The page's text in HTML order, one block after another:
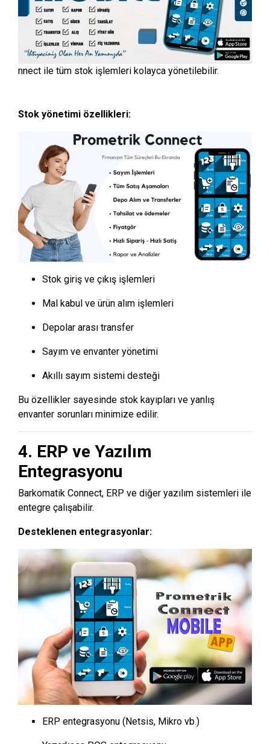
nnect ile tüm stok işlemleri kolayca yönetilebilir.
Stok yönetimi özellikleri:
Stok giriş ve çıkış işlemleri
Mal kabul ve ürün alım işlemleri
Depolar arası transfer
Sayım ve envanter yönetimi
Akıllı sayım sistemi desteği
Bu özellikler sayesinde stok kayıpları ve yanlış
envanter sorunları minimize edilir.
4. ERP ve Yazılım
Entegrasyonu
Barkomatik Connect, ERP ve diğer yazılım sistemleri ile
entegre çalışabilir.
Desteklenen entegrasyonlar:
ERP entegrasyonu (Netsis, Mikro vb.)